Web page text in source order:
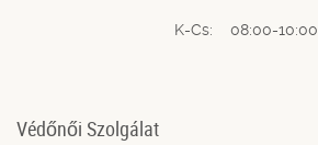
K-Cs: 08:00-10:00
Védőnői Szolgálat